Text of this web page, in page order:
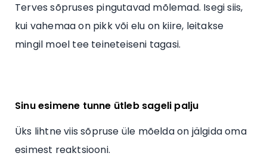
Terves sõpruses pingutavad mõlemad. Isegi siis,
kui vahemaa on pikk või elu on kiire, leitakse
mingil moel tee teineteiseni tagasi.
Sinu esimene tunne ütleb sageli palju
Üks lihtne viis sõpruse üle mõelda on jälgida oma
esimest reaktsiooni.